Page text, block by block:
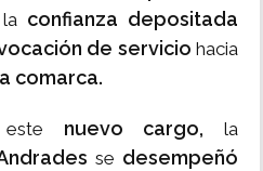
confianza depositada
de servicio hacia
comarca.
nuevo cargo, la
se desempeñó